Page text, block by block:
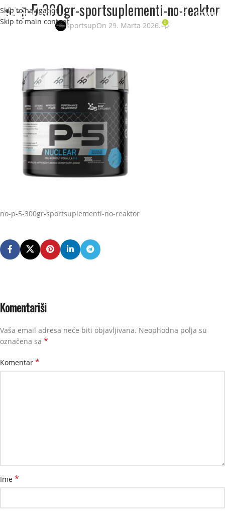
Skip to navigation
Skip to main content
no-p-5-300gr-sportsuplementi-no-reaktor
sportsupOn 29. Marta 2026. 0
no-p-5-300gr-sportsuplementi-no-reaktor
Komentariši
Vaša email adresa neće biti objavljivana. Neophodna polja su
označena sa *
Komentar *
Ime *